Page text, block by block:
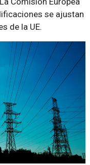
se ajustan
de la UE.